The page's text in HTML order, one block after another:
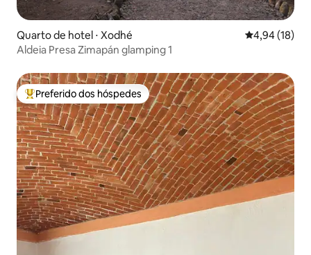
Quarto de hotel ⋅ Xodhé 4,94 de uma
4,94 (18)
Aldeia Presa Zimapán glamping 1
Entre os melhores preferidos dos hóspedes
Preferido dos hóspedes